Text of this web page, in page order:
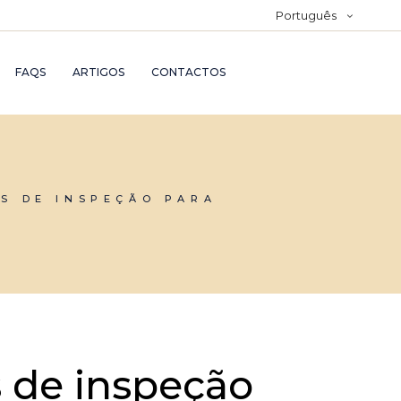
Português
FAQS ARTIGOS CONTACTOS
DE INSPEÇÃO PARA
de inspeção